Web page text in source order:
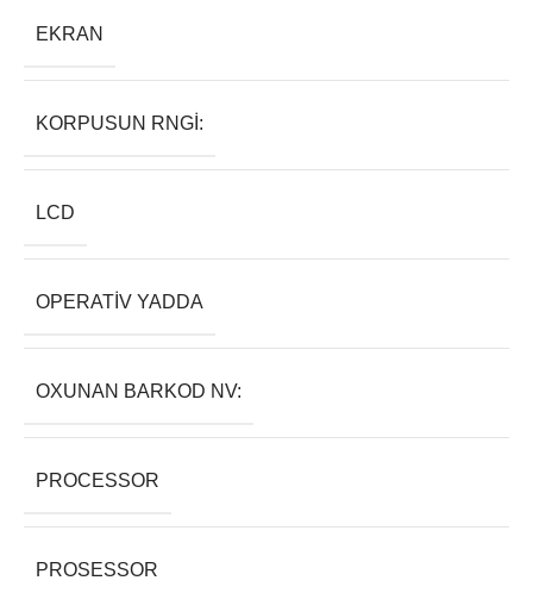
EKRAN
KORPUSUN RNGI:
LCD
OPERATIV YADDA
OXUNAN BARKOD NV:
PROCESSOR
PROSESSOR